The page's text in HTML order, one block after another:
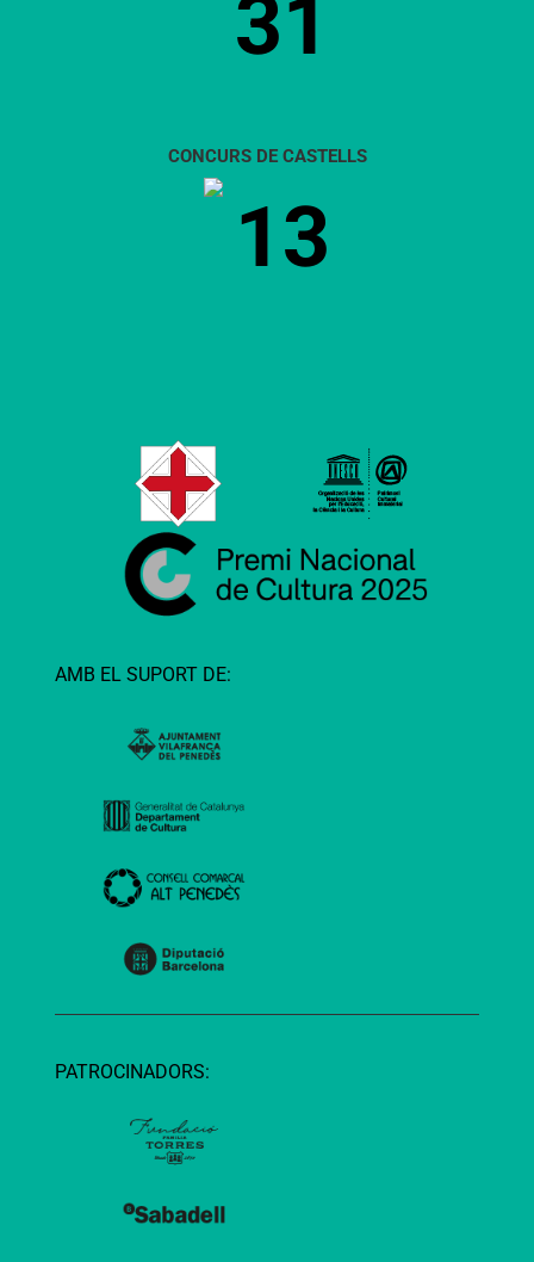
31
CONCURS DE CASTELLS
13
AMB EL SUPORT DE:
PATROCINADORS: